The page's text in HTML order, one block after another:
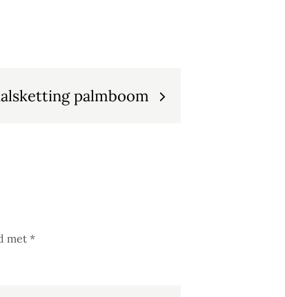
palmboom
met*